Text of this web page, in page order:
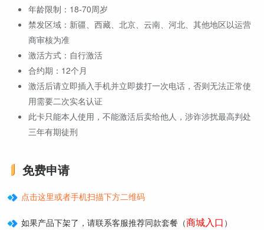
年龄限制：18-70周岁
禁发区域：新疆、西藏、北京、云南、河北、其他地区以运营
商审核为准
激活方式：自行激活
合约期：12个月
激活后请立即插入手机并立即拨打一次电话，否则无法正常使
用需要二次实名认证
此卡只能本人使用，不能激活后卖给他人，涉诈涉扰最高判处
三年有期徒刑
免费申请
点击这里或者手机扫描下方二维码
如果产品下架了，请联系客服推荐同款套餐（商城入口 ）